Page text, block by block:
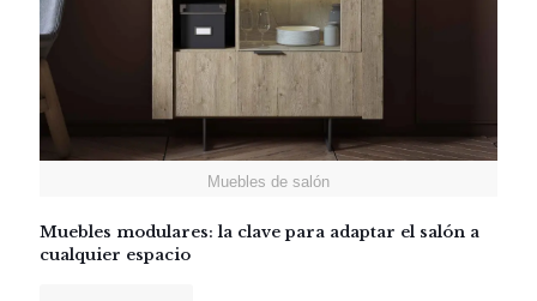
Muebles de salón
Muebles modulares: la clave para adaptar el salón a
cualquier espacio